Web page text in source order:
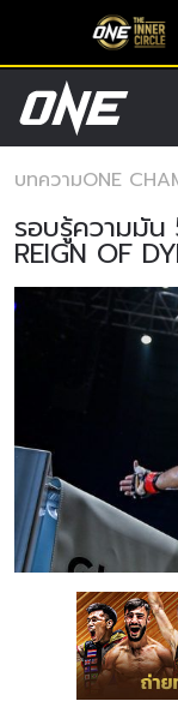
บทความONE
รอบรู้ความมัน
REIGN OF